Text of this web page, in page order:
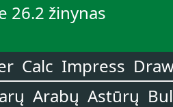
26.2 žinynas
Calc Impress
Arabų Astūrų